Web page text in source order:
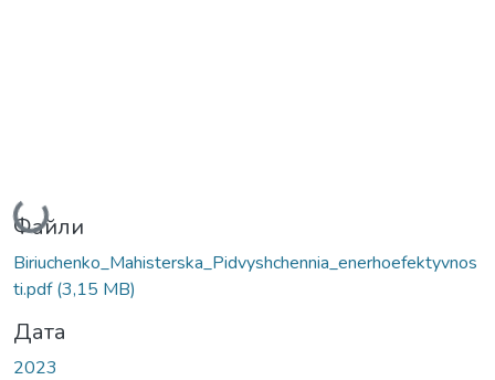
Вантажиться...
Файли
Biriuchenko_Mahisterska_Pidvyshchennia_enerhoefektyvnos
ti.pdf(3,15 MB)
Дата
2023